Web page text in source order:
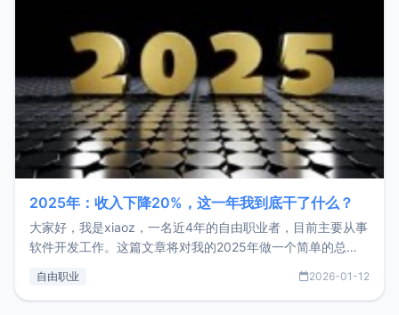
2025年：收入下降20%，这一年我到底干了什么？
大家好，我是xiaoz，一名近4年的自由职业者，目前主要从事
软件开发工作。这篇文章将对我的2025年做一个简单的总
收入下降20%，但却过得很充实，2026年不求突破，但求保
自由职业 2026-01-12